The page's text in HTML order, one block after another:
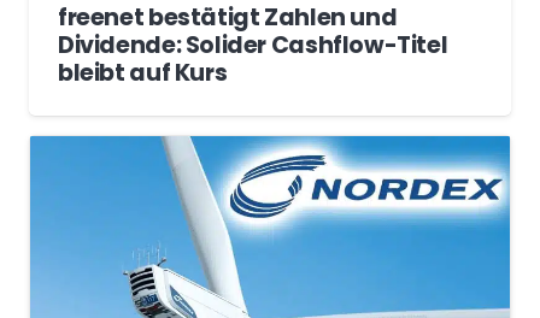
freenet bestätigt Zahlen und
Dividende: Solider Cashflow-Titel
bleibt auf Kurs